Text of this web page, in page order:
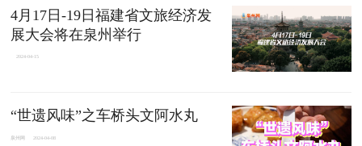
4月17日-19日福建省文旅经济发
展大会将在泉州举行
2024-04-15
“世遗风味”之车桥头文阿水丸
泉州网 2024-04-08